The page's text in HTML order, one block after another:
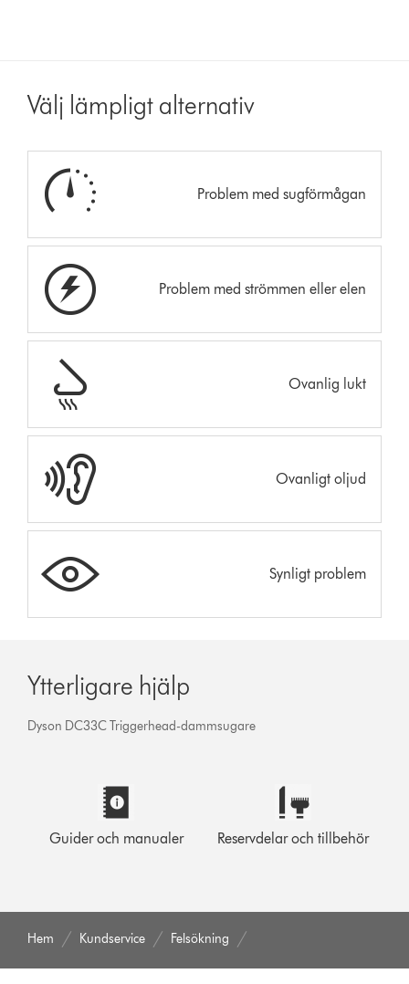
Välj lämpligt alternativ
Problem med sugförmågan
Problem med strömmen eller elen
Ovanlig lukt
Ovanligt oljud
Synligt problem
Ytterligare hjälp
Dyson DC33C Triggerhead-dammsugare
Guider och manualer Reservdelar och tillbehör
Hem Kundservice Felsökning